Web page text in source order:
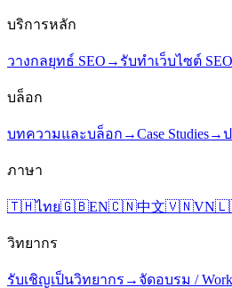
บริการหลัก
วางกลยุทธ์ SEO → รับทำเว็บไซต์ SEO
บล็อก
บทความและบล็อก →Case Studies→
ภาษา
🇹🇭ไทย🇬🇧EN🇨🇳中文🇻🇳VN
วิทยากร
รับเชิญเป็นวิทยากร → จัดอบรม /